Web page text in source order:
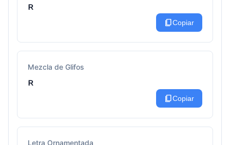
ʀ
content_copyCopiar
Mezcla de Glifos
ʀ
content_copyCopiar
Letra Ornamentada